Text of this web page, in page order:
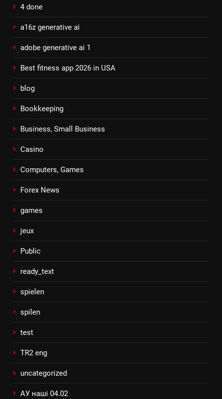
4 done
a16z generative ai
adobe generative ai 1
Best fitness app 2026 in USA
blog
Bookkeeping
Business, Small Business
Casino
Computers, Games
Forex News
games
jeux
Public
ready_text
spielen
spilen
test
TR2 eng
uncategorized
АУ наші 04.02